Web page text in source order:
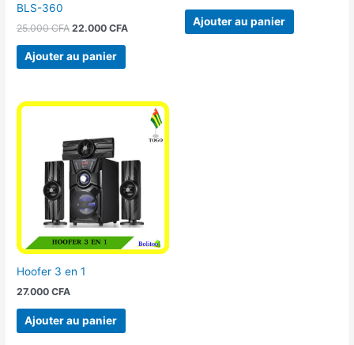
BLS-360
25.000CFA 22.000CFA
Ajouter au panier
Ajouter au panier
Hoofer 3 en 1
27.000CFA
Ajouter au panier